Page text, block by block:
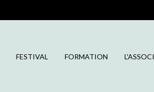
FESTIVAL FORMATION